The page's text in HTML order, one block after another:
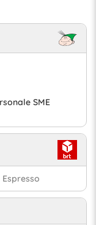
SME